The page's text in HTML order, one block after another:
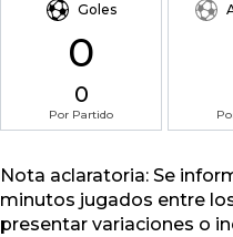
Goles
0
0
Por Partido
Nota aclaratoria: Se
minutos jugados entre
presentar variaciones o